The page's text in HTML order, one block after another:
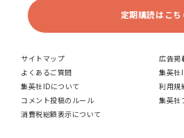
定期購読はこち
サイトマップ
広告掲
よくあるご質問
集英社
集英社IDについて
利用規
コメント投稿のルール
集英社
消費税総額表示について